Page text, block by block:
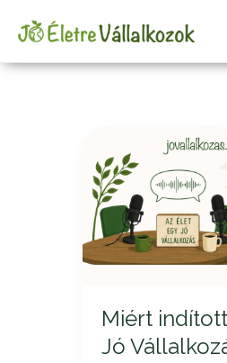
Miért
Jó
indítottam
el
a
Jó
Vállalkozás
Podcastot?
pagination